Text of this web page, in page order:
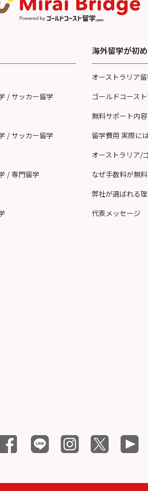
/ サッカー留学
/ サッカー留学
/ 専門留学
海外留学が初
オーストラリア
ゴールドコース
無料サポート内容
留学費用 実際に
オーストラリア/
なぜ手数料が無
弊社が選ばれる
代表メッセージ